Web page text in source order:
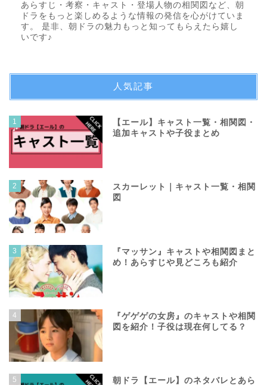
あらすじ・考察・キャスト・登場人物の相関図など、朝
ドラをもっと楽しめるような情報の発信を心がけていま
す。 是非、朝ドラの魅力もっと知ってもらえたら嬉し
いです♪
人気記事
1
【エール】キャスト一覧・相関図・
追加キャストや子役まとめ
2
スカーレット｜キャスト一覧・相関
図
3
『マッサン』キャストや相関図まと
め！あらすじや見どころも紹介
4
『ゲゲゲの女房』のキャストや相関
図を紹介！子役は現在何してる？
5
朝ドラ【エール】のネタバレとあら